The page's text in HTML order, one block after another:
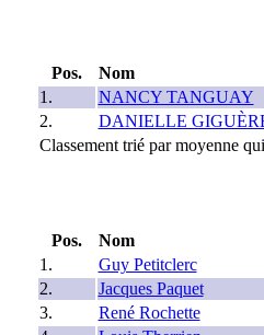
Pos.
Nom
1.
NANCY TANGUAY
2.
DANIELLE
Classement trié par moyenne
Pos.
Nom
1.
Guy Petitclerc
2.
Jacques Paquet
3.
René Rochette